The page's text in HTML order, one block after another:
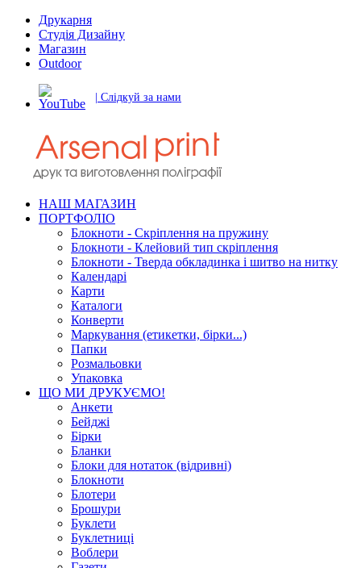
Друкарня
Студія Дизайну
Магазин
Outdoor
| Слідкуй за нами
НАШ МАГАЗИН
ПОРТФОЛІО
Блокноти - Скріплення на пружину
Блокноти - Клейовий тип скріплення
Блокноти - Тверда обкладинка і шитво на нитку
Календарі
Карти
Каталоги
Конверти
Маркування (етикетки, бірки...)
Папки
Розмальовки
Упаковка
ЩО МИ ДРУКУЄМО!
Анкети
Бейджі
Бірки
Бланки
Блоки для нотаток (відривні)
Блокноти
Блотери
Брошури
Буклети
Буклетниці
Воблери